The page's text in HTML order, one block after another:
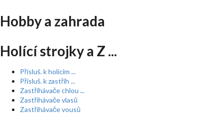
Hobby a zahrada
Holící strojky a Z ...
Přísluš. k holícím ...
Přísluš. k zastřih ...
Zastřihávače chlou ...
Zastřihávače vlasů
Zastřihávače vousů